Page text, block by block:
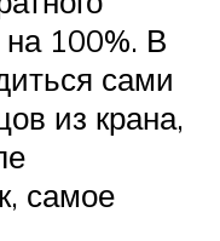
100%. В
сами
из крана,
самое